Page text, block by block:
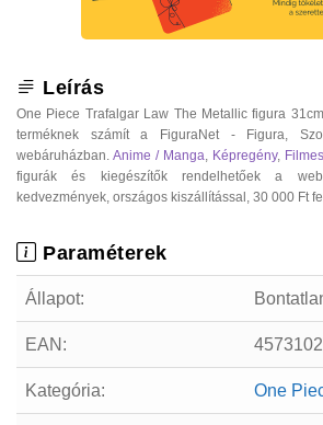
Leírás
One Piece Trafalgar Law The Metallic figura
terméknek számít a FiguraNet - Figura,
webáruházban. Anime / Manga Képregény, Filmes
figurák és kiegészítők rendelhetőek a
kedvezmények, országos kiszállítással, 30 000 Ft
Paraméterek
Állapot:
EAN:
Kategória: One